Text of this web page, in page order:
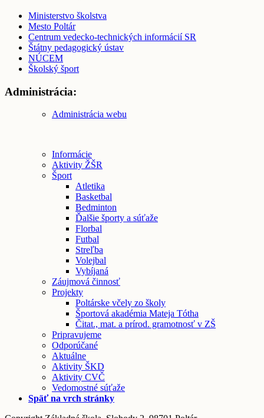
Ministerstvo školstva
Mesto Poltár
Centrum vedecko-technických informácií SR
Štátny pedagogický ústav
NÚCEM
Školský šport
Administrácia:
Administrácia webu
Informácie
Aktivity ŽŠR
Šport
Atletika
Basketbal
Bedminton
Ďalšie športy a súťaže
Florbal
Futbal
Streľba
Volejbal
Vybíjaná
Záujmová činnosť
Projekty
Poltárske včely zo školy
Športová akadémia Mateja Tótha
Čitat., mat. a prírod. gramotnosť v ZŠ
Pripravujeme
Odporúčané
Aktuálne
Aktivity ŠKD
Aktivity CVČ
Vedomostné súťaže
Späť na vrch stránky